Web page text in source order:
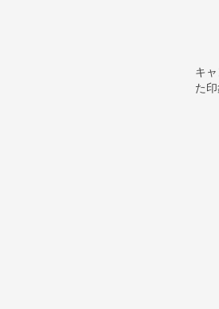
キ
た印